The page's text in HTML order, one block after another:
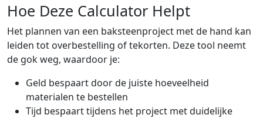
Hoe Deze Calculator Helpt
Het plannen van een baksteenproject met de hand kan
leiden tot overbestelling of tekorten. Deze tool neemt
de gok weg, waardoor je:
Geld bespaart door de juiste hoeveelheid
materialen te bestellen
Tijd bespaart tijdens het project met duidelijke